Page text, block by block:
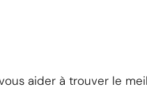
aider à trouver le